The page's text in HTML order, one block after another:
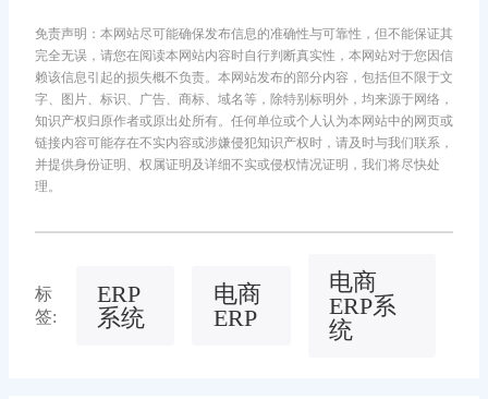
免责声明：本网站尽可能确保发布信息的准确性与可靠性，但不能保证其
完全无误，请您在阅读本网站内容时自行判断真实性，本网站对于您因信
赖该信息引起的损失概不负责。本网站发布的部分内容，包括但不限于文
字、图片、标识、广告、商标、域名等，除特别标明外，均来源于网络，
知识产权归原作者或原出处所有。任何单位或个人认为本网站中的网页或
链接内容可能存在不实内容或涉嫌侵犯知识产权时，请及时与我们联系，
并提供身份证明、权属证明及详细不实或侵权情况证明，我们将尽快处
理。
标
签:
ERP
系统
电商
ERP
电商
ERP系
统